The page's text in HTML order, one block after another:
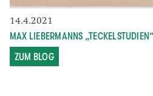
14.4.2021
MAX LIEBERMANNS „TECKELSTUDIEN“
ZUM BLOG